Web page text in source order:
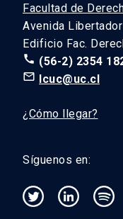
Facultad de
Avenida
Edificio Fac.
call (56-2) 2354
mail_outline lcuc@uc.cl
¿Cómo llegar?
Síguenos en: